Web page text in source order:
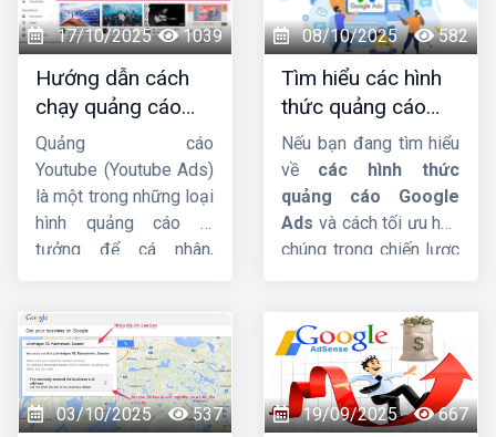
HIGsẽ phân tích chi
tiết hơn về dịch vụ này
nhá.
17/10/2025 1039
Hướng dẫn cách
chạy quảng cáo
Youtube Ads hiệu
quả từ chuyên gia
Quảng cáo
Youtube (Youtube Ads)
là một trong những loại
hình quảng cáo lý
tưởng để cá nhân,
phát triển thương hiệu,
quảng bá sản phẩm,
dịch vụ đến nhiều
người dùng hơn. Trong
08/10/2025 582
Tìm hiểu các hình
thức quảng cáo
google ads hiện
nay
Nếu bạn đang tìm hiểu
về các hình thức
quảng cáo Google
Ads và cách tối ưu hóa
chúng trong chiến lược
sẽ giúp bạn có cái nhìn
tổng quan và chi tiết
nhất.
03/10/2025
537 19/09/2025 667